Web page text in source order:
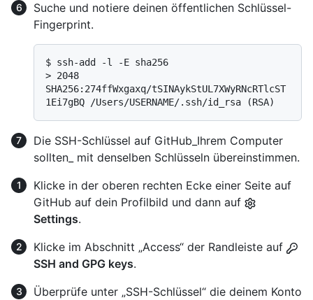
Suche und notiere deinen öffentlichen Schlüssel-
Fingerprint.
$ ssh-add -l -E sha256
> 2048
SHA256:274ffWxgaxq/tSINAykStUL7XWyRNcRTlcST
1Ei7gBQ /Users/USERNAME/.ssh/id_rsa (RSA)
Die SSH-Schlüssel auf GitHub_Ihrem Computer
sollten_ mit denselben Schlüsseln übereinstimmen.
Klicke in der oberen rechten Ecke einer Seite auf
GitHub auf dein Profilbild und dann auf
Settings.
Klicke im Abschnitt „Access“ der Randleiste auf
SSH and GPG keys.
Überprüfe unter „SSH-Schlüssel“ die deinem Konto